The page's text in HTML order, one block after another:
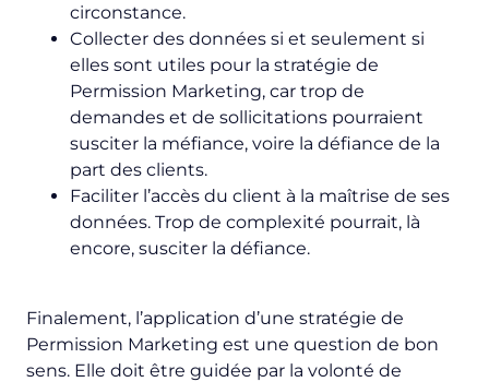
circonstance.
Collecter des données si et seulement si
elles sont utiles pour la stratégie de
Permission Marketing, car trop de
demandes et de sollicitations pourraient
susciter la méfiance, voire la défiance de la
part des clients.
Faciliter l’accès du client à la maîtrise de ses
données. Trop de complexité pourrait, là
encore, susciter la défiance.
Finalement, l’application d’une stratégie de
Permission Marketing est une question de bon
sens. Elle doit être guidée par la volonté de